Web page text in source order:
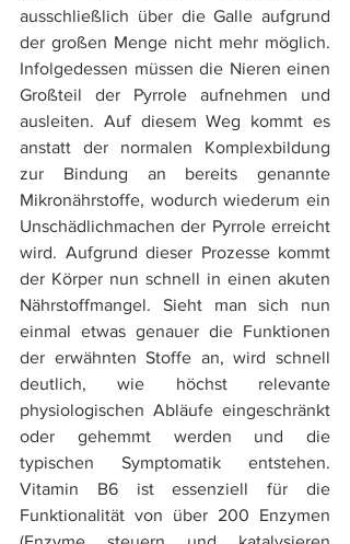
ausschließlich über die Galle aufgrund
der großen Menge nicht mehr möglich.
Infolgedessen müssen die Nieren einen
Großteil der Pyrrole aufnehmen und
ausleiten. Auf diesem Weg kommt es
anstatt der normalen Komplexbildung
zur Bindung an bereits genannte
Mikronährstoffe, wodurch wiederum ein
Unschädlichmachen der Pyrrole erreicht
wird. Aufgrund dieser Prozesse kommt
der Körper nun schnell in einen akuten
Nährstoffmangel. Sieht man sich nun
einmal etwas genauer die Funktionen
der erwähnten Stoffe an, wird schnell
deutlich, wie höchst relevante
physiologischen Abläufe eingeschränkt
oder gehemmt werden und die
typischen Symptomatik entstehen.
Vitamin B6 ist essenziell für die
Funktionalität von über 200 Enzymen